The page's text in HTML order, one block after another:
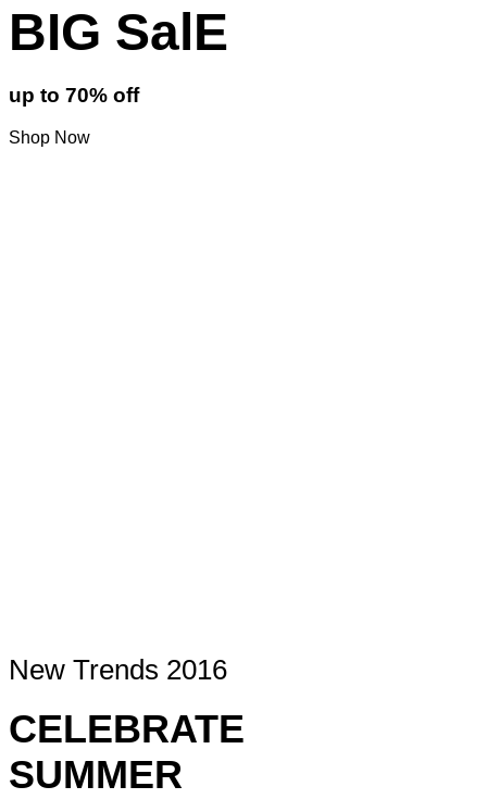
BIG SalE
up to 70% off
Shop Now
New Trends 2016
CELEBRATE
SUMMER